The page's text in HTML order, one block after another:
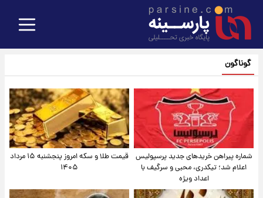
گوناگون
شماره پیراهن خریدهای جدید پرسپولیس
اعلام شد؛ تیکدری، محبی و سرگیف با
اعداد ویژه
قیمت طلا و سکه امروز پنجشنبه ۱۵ مرداد
۱۴۰۵